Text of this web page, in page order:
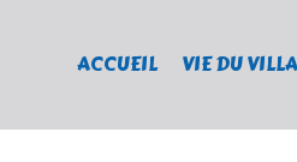
ACCUEIL VIE DU